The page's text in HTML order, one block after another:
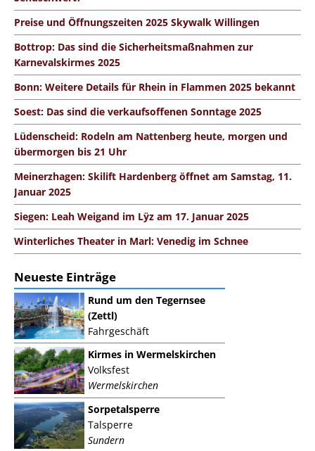
Preise und Öffnungszeiten 2025 Skywalk Willingen
Bottrop: Das sind die Sicherheitsmaßnahmen zur
Karnevalskirmes 2025
Bonn: Weitere Details für Rhein in Flammen 2025 bekannt
Soest: Das sind die verkaufsoffenen Sonntage 2025
Lüdenscheid: Rodeln am Nattenberg heute, morgen und
übermorgen bis 21 Uhr
Meinerzhagen: Skilift Hardenberg öffnet am Samstag, 11.
Januar 2025
Siegen: Leah Weigand im Lÿz am 17. Januar 2025
Winterliches Theater in Marl: Venedig im Schnee
Neueste Einträge
Rund um den Tegernsee
(Zettl)
Fahrgeschäft
Kirmes in Wermelskirchen
Volksfest
Wermelskirchen
Sorpetalsperre
Talsperre
Sundern